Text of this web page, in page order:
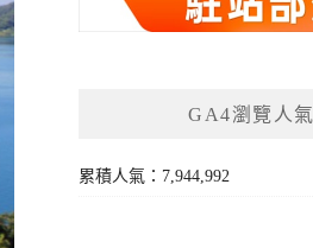
GA4瀏覽人氣
累積人氣：7,944,992